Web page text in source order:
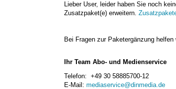
Lieber User, leider haben Sie noch
Zusatzpaket(e) erweitern.
Bei Fragen zur Paketergänzung helfen
Ihr Team Abo- und Medienservice
Telefon: +49 30 58885700-12
E-Mail: mediaservice@dinmedia.de